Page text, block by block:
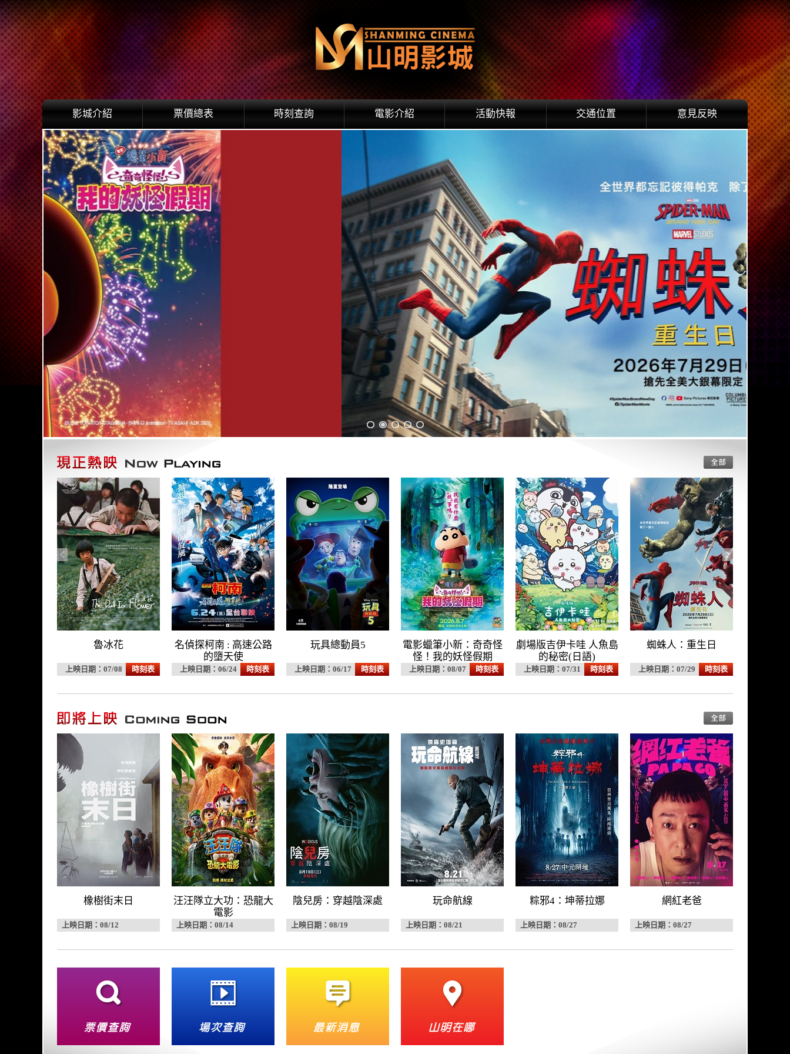
影城介紹 票價總表 時刻查詢 電影介紹 活動快報 交通位置 意見反映
魯冰花
上映日期：07/08 時刻表
名偵探柯南 : 高速公路
的墮天使
上映日期：06/24 時刻表
玩具總動員5
上映日期：06/17 時刻表
電影蠟筆小新：奇奇怪
怪！我的妖怪假期
上映日期：08/07 時刻表
劇場版吉伊卡哇 人魚島
的秘密(日語)
上映日期：07/31 時刻表
蜘蛛人：重生日
上映日期：07/29 時刻表
橡樹街末日
上映日期：08/12
汪汪隊立大功：恐龍大
電影
上映日期：08/14
陰兒房：穿越陰深處
上映日期：08/19
玩命航線
上映日期：08/21
粽邪4：坤蒂拉娜
上映日期：08/27
網紅老爸
上映日期：08/27